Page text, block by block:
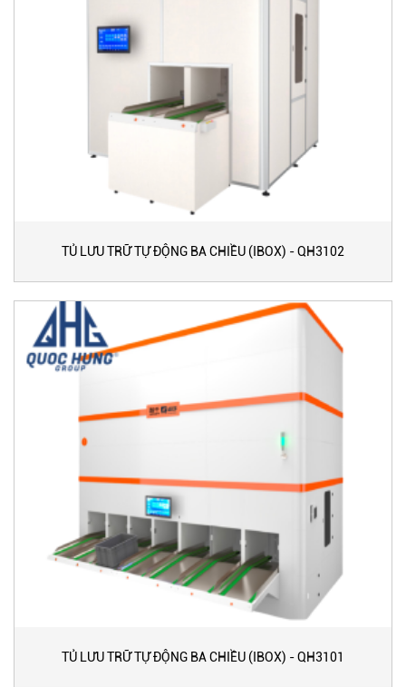
TỦ LƯU TRỮ TỰ ĐỘNG BA CHIỀU (IBOX) - QH3102
TỦ LƯU TRỮ TỰ ĐỘNG BA CHIỀU (IBOX) - QH3101